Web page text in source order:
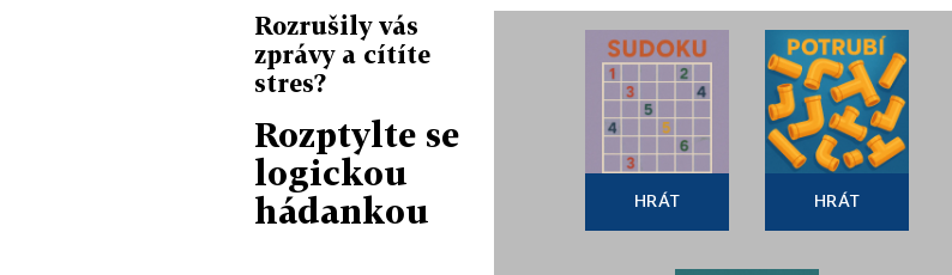
Rozrušily vás
zprávy a cítíte
stres?
Rozptylte se
logickou
hádankou
HRÁT HRÁT